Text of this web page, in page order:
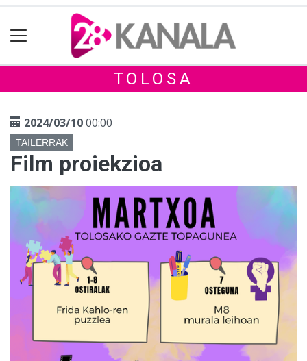
TOLOSA
2024/03/1000:00
TAILERRAK
Film proiekzioa